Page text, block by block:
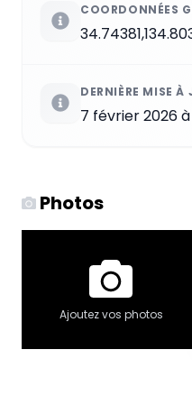
COORDONNÉES
DERNIÈRE MISE À
7 février 2026 à
Photos
Ajoutez vos photos